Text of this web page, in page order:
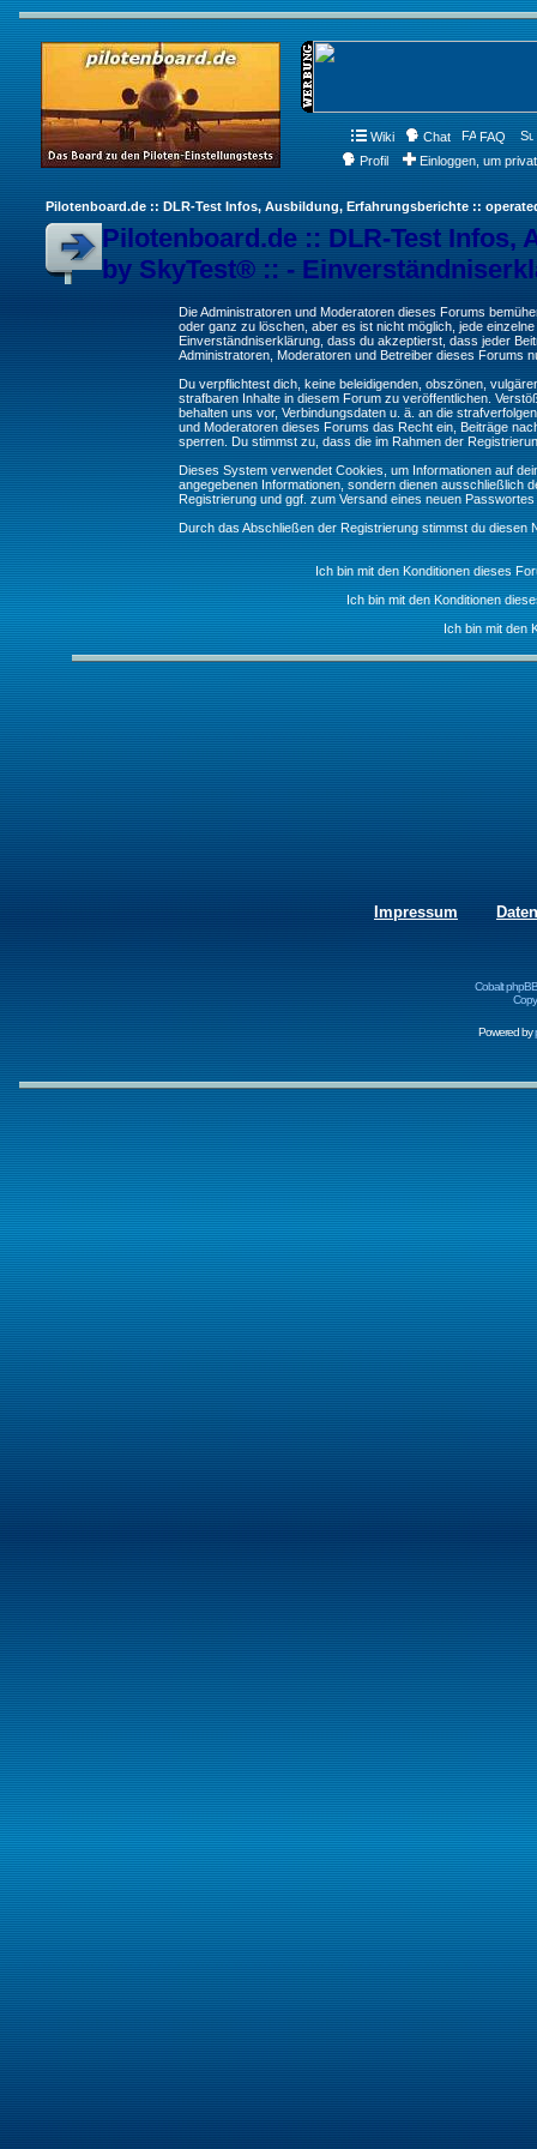
Wiki Chat FAQ
Profil
Einloggen, um
Pilotenboard.de :: DLR-Test Infos, Ausbildung, Erfahrungsberichte ::
Pilotenboard.de :: DLR-Test
by SkyTest® :: -
Die Administratoren und Moderatoren dieses Forums
oder ganz zu löschen, aber es ist nicht möglich, jede
Einverständniserklärung, dass du akzeptierst, dass jeder
Administratoren, Moderatoren und Betreiber dieses Forums
Du verpflichtest dich, keine beleidigenden, obszönen,
strafbaren Inhalte in diesem Forum zu veröffentlichen.
behalten uns vor, Verbindungsdaten u. ä. an die
und Moderatoren dieses Forums das Recht ein, Beiträge
sperren. Du stimmst zu, dass die im Rahmen der
Dieses System verwendet Cookies, um Informationen auf
angegebenen Informationen, sondern dienen ausschließlich
Registrierung und ggf. zum Versand eines neuen
Durch das Abschließen der Registrierung stimmst du diesen
Ich bin mit den Konditionen dieses
Ich bin mit den Konditionen
Ich bin mit den
Impressum
Cobalt
Powered by